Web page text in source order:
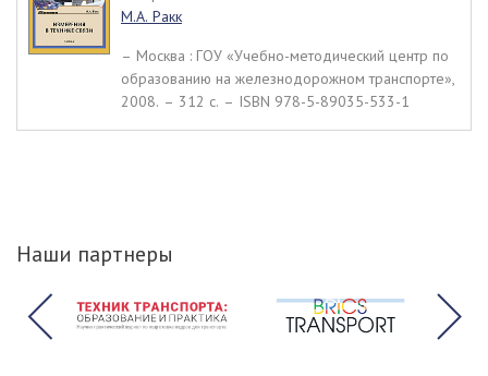
М.А. Ракк
– Москва : ГОУ «Учебно-методический центр по
образованию на железнодорожном транспорте»,
2008. – 312 c. – ISBN 978-5-89035-533-1
Наши партнеры